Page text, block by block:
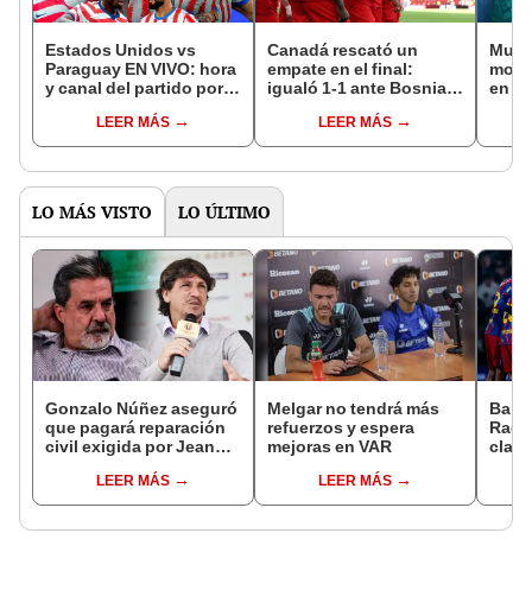
Estados Unidos vs
Paraguay EN VIVO: hora
y canal del partido por la
LEER MÁS
Canadá rescató un
empate en el final:
igualó 1-1 ante Bosnia
Mundial 2026
LEER MÁS
en el
LO MÁS VISTO LO ÚLTIMO
Gonzalo Núñez aseguró
que pagará reparación
civil exigida por Jean
por difamación: "Dentro
de mis posibilidades"
LEER MÁS
Melgar no tendrá más
refuerzos y espera
mejoras en VAR
LEER MÁS